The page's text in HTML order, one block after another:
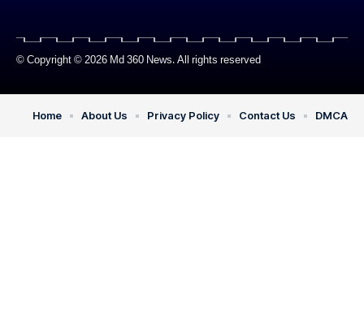
© Copyright © 2026 Md 360 News. All rights reserved
Home About Us Privacy Policy Contact Us DMCA